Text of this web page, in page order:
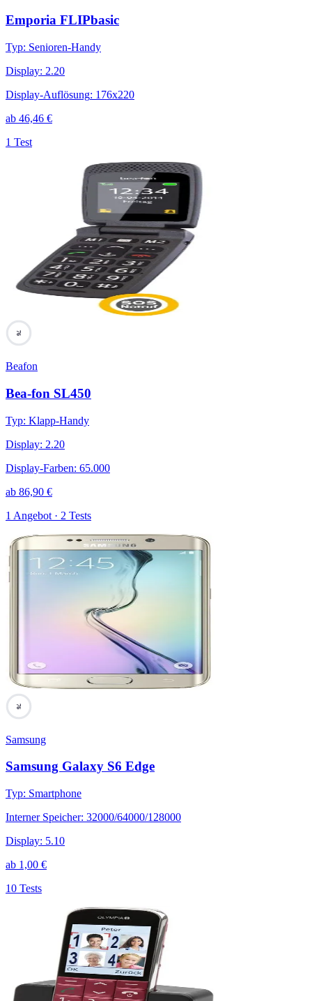
Emporia FLIPbasic
Typ: Senioren-Handy
Display: 2.20
Display-Auflösung: 176x220
ab 46,46 €
1 Test
76
Beafon
Bea-fon SL450
Typ: Klapp-Handy
Display: 2.20
Display-Farben: 65.000
ab 86,90 €
1 Angebot · 2 Tests
76
Samsung
Samsung Galaxy S6 Edge
Typ: Smartphone
Interner Speicher: 32000/64000/128000
Display: 5.10
ab 1,00 €
10 Tests